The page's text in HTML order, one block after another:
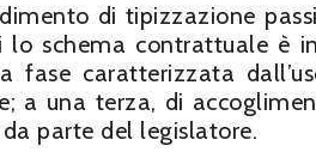
di tipizzazione
lo schema contrattuale è
fase caratterizzata
a una terza, di
parte del legislatore.